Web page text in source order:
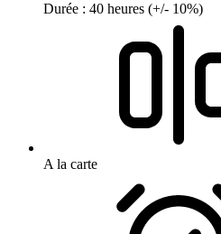
Durée : 40 heures (+/- 10%)
A la carte